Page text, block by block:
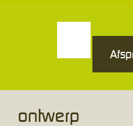
ontwerp